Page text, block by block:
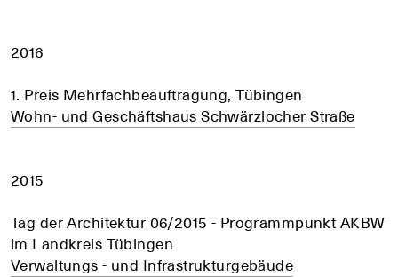
2016
1. Preis Mehrfachbeauftragung, Tübingen
Wohn- und Geschäftshaus Schwärzlocher Straße
2015
Tag der Architektur 06/2015 - Programmpunkt AKBW
im Landkreis Tübingen
Verwaltungs - und Infrastrukturgebäude